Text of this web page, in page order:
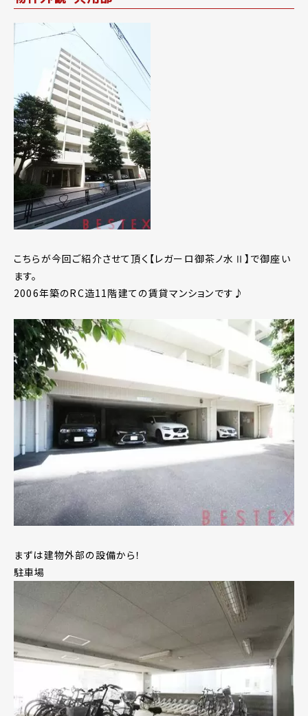
こちらが今回ご紹介させて頂く【レガーロ御茶ノ水Ⅱ】で御座い
ます。
2006年築のRC造11階建ての賃貸マンションです♪
まずは建物外部の設備から！
駐車場